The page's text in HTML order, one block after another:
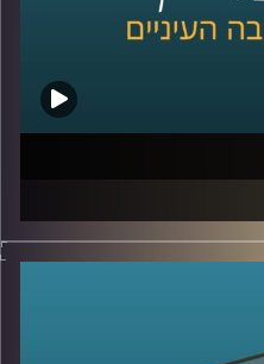
בסוף המאה ה20 ותחילתה של המאה ה21 ניהל המערב מלחמה
שיאה של